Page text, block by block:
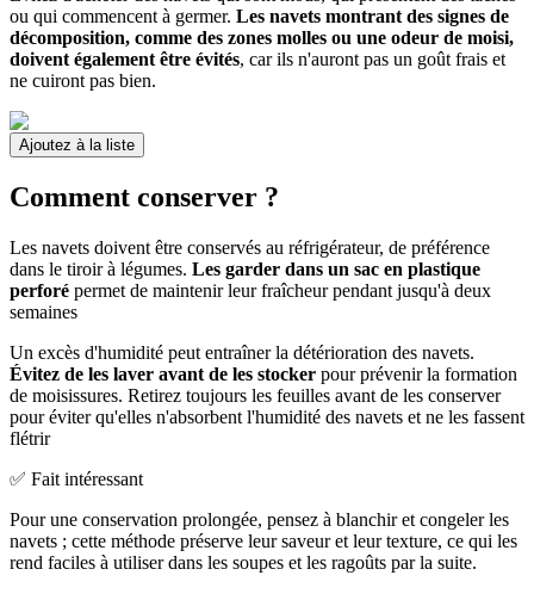
ou qui commencent à germer. Les navets montrant des signes de
décomposition, comme des zones molles ou une odeur de moisi,
doivent également être évités, car ils n'auront pas un goût frais et
ne cuiront pas bien.
Ajoutez à la liste
Comment conserver ?
Les navets doivent être conservés au réfrigérateur, de préférence
dans le tiroir à légumes. Les garder dans un sac en plastique
perforé permet de maintenir leur fraîcheur pendant jusqu'à deux
semaines
Un excès d'humidité peut entraîner la détérioration des navets.
Évitez de les laver avant de les stocker pour prévenir la formation
de moisissures. Retirez toujours les feuilles avant de les conserver
pour éviter qu'elles n'absorbent l'humidité des navets et ne les fassent
flétrir
✅ Fait intéressant
Pour une conservation prolongée, pensez à blanchir et congeler les
navets ; cette méthode préserve leur saveur et leur texture, ce qui les
rend faciles à utiliser dans les soupes et les ragoûts par la suite.